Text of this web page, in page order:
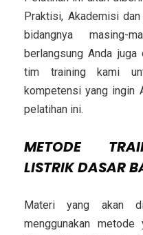
Praktisi, Akademisi
bidangnya masing-
berlangsung Anda
tim training kami
kompetensi yang ingin
pelatihan ini.
METODE
LISTRIK DASAR
Materi yang akan
menggunakan